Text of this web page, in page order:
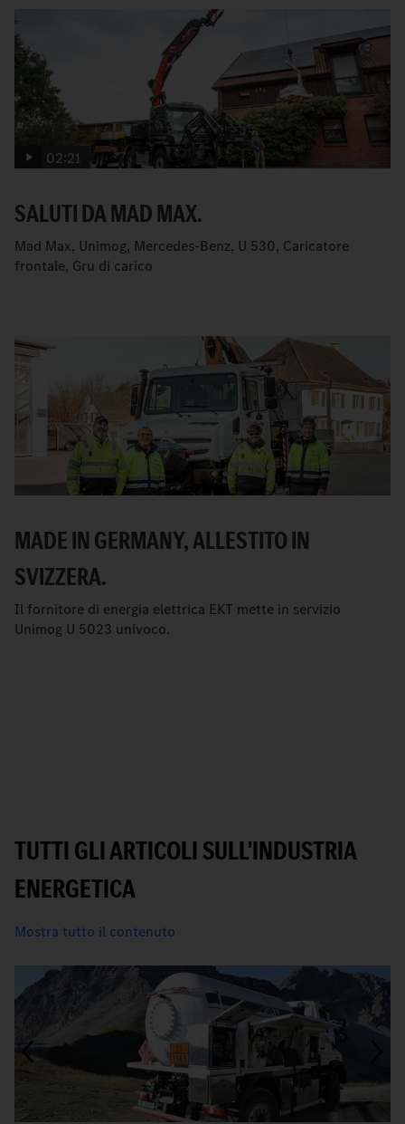
02:21
SALUTI DA MAD MAX.
Mad Max, Unimog, Mercedes-Benz, U 530, Caricatore
frontale, Gru di carico
MADE IN GERMANY, ALLESTITO IN
SVIZZERA.
Il fornitore di energia elettrica EKT mette in servizio
Unimog U 5023 univoco.
TUTTI GLI ARTICOLI SULL'INDUSTRIA
ENERGETICA
Mostra tutto il contenuto